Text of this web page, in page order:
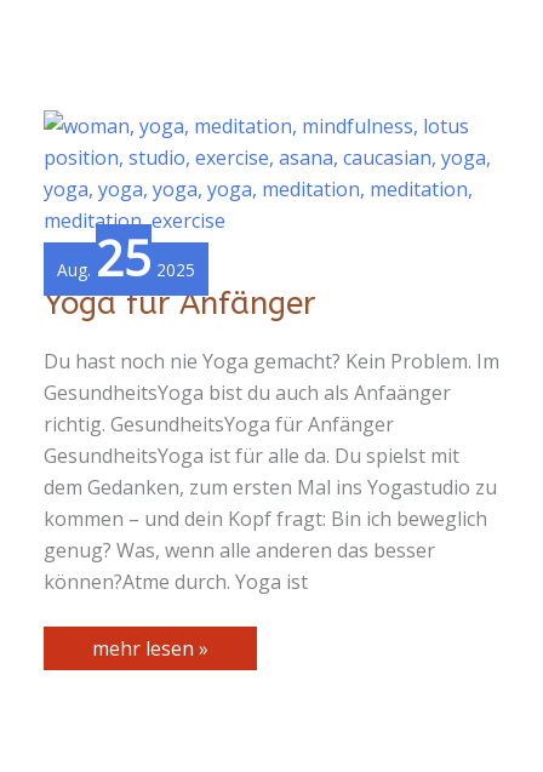
Yoga für Anfänger
Du hast noch nie Yoga gemacht? Kein Problem. Im
GesundheitsYoga bist du auch als Anfaänger
richtig. GesundheitsYoga für Anfänger
GesundheitsYoga ist für alle da. Du spielst mit
dem Gedanken, zum ersten Mal ins Yogastudio zu
kommen – und dein Kopf fragt: Bin ich beweglich
genug? Was, wenn alle anderen das besser
können?Atme durch. Yoga ist
Yoga
für
mehr lesen »
Aug. 25 2025